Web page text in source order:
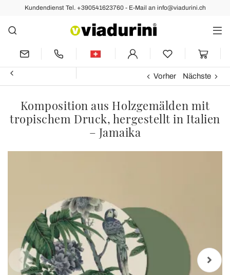
Kundendienst Tel. +390541623760 - E-Mail an info@viadurini.ch
Vorher Nächste
Komposition aus Holzgemälden mit
tropischem Druck, hergestellt in Italien
– Jamaika